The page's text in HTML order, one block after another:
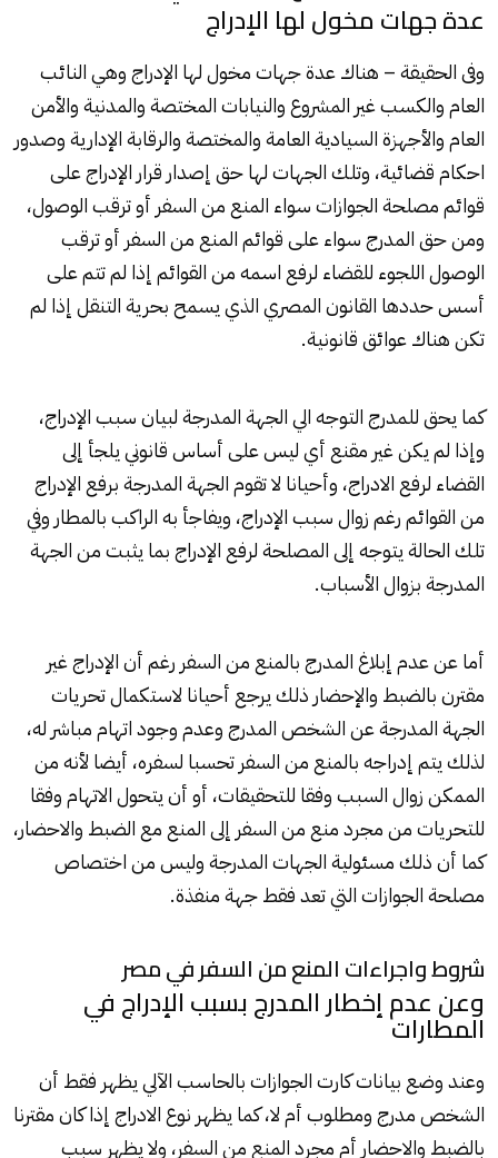
عدة جهات مخول لها الإدراج
وفى الحقيقة – هناك عدة جهات مخول لها الإدراج وهي النائب
العام والكسب غير المشروع والنيابات المختصة والمدنية والأمن
العام والأجهزة السيادية العامة والمختصة والرقابة الإدارية وصدور
احكام قضائية، وتلك الجهات لها حق إصدار قرار الإدراج على
قوائم مصلحة الجوازات سواء المنع من السفر أو ترقب الوصول،
ومن حق المدرج سواء على قوائم المنع من السفر أو ترقب
الوصول اللجوء للقضاء لرفع اسمه من القوائم إذا لم تتم على
أسس حددها القانون المصري الذي يسمح بحرية التنقل إذا لم
تكن هناك عوائق قانونية.
كما يحق للمدرج التوجه الي الجهة المدرجة لبيان سبب الإدراج،
وإذا لم يكن غير مقنع أي ليس على أساس قانوني يلجأ إلى
القضاء لرفع الادراج، وأحيانا لا تقوم الجهة المدرجة برفع الإدراج
من القوائم رغم زوال سبب الإدراج، ويفاجأ به الراكب بالمطار وفي
تلك الحالة يتوجه إلى المصلحة لرفع الإدراج بما يثبت من الجهة
المدرجة بزوال الأسباب.
أما عن عدم إبلاغ المدرج بالمنع من السفر رغم أن الإدراج غير
مقترن بالضبط والإحضار ذلك يرجع أحيانا لاستكمال تحريات
الجهة المدرجة عن الشخص المدرج وعدم وجود اتهام مباشر له،
لذلك يتم إدراجه بالمنع من السفر تحسبا لسفره، أيضا لأنه من
الممكن زوال السبب وفقا للتحقيقات، أو أن يتحول الاتهام وفقا
للتحريات من مجرد منع من السفر إلى المنع مع الضبط والاحضار،
كما أن ذلك مسئولية الجهات المدرجة وليس من اختصاص
مصلحة الجوازات التي تعد فقط جهة منفذة.
شروط واجراءات المنع من السفر في مصر
وعن عدم إخطار المدرج بسبب الإدراج في
المطارات
وعند وضع بيانات كارت الجوازات بالحاسب الآلي يظهر فقط أن
الشخص مدرج ومطلوب أم لا، كما يظهر نوع الادراج إذا كان مقترنا
بالضبط والاحضار أم مجرد المنع من السفر، ولا يظهر سبب